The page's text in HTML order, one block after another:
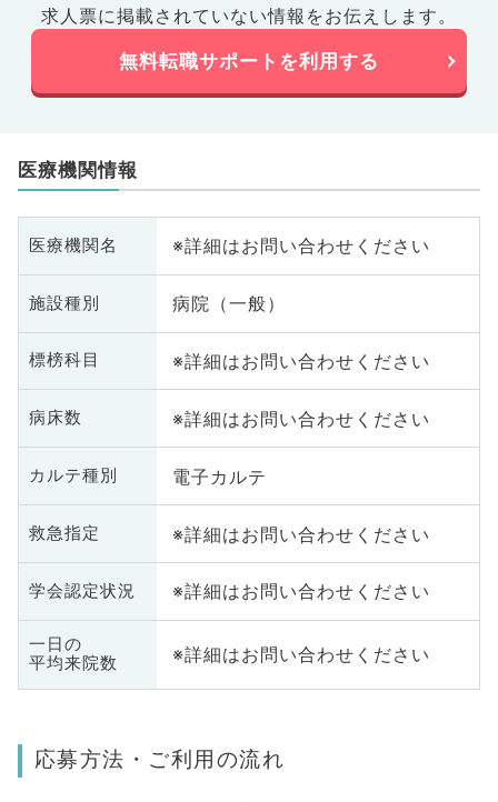
求人票に掲載されていない情報をお伝えします。
無料転職サポートを利用する
医療機関情報
医療機関名 ※詳細はお問い合わせください
施設種別 病院（一般）
標榜科目 ※詳細はお問い合わせください
病床数 ※詳細はお問い合わせください
カルテ種別 電子カルテ
救急指定 ※詳細はお問い合わせください
学会認定状況 ※詳細はお問い合わせください
一日の
平均来院数
※詳細はお問い合わせください
応募方法・ご利用の流れ